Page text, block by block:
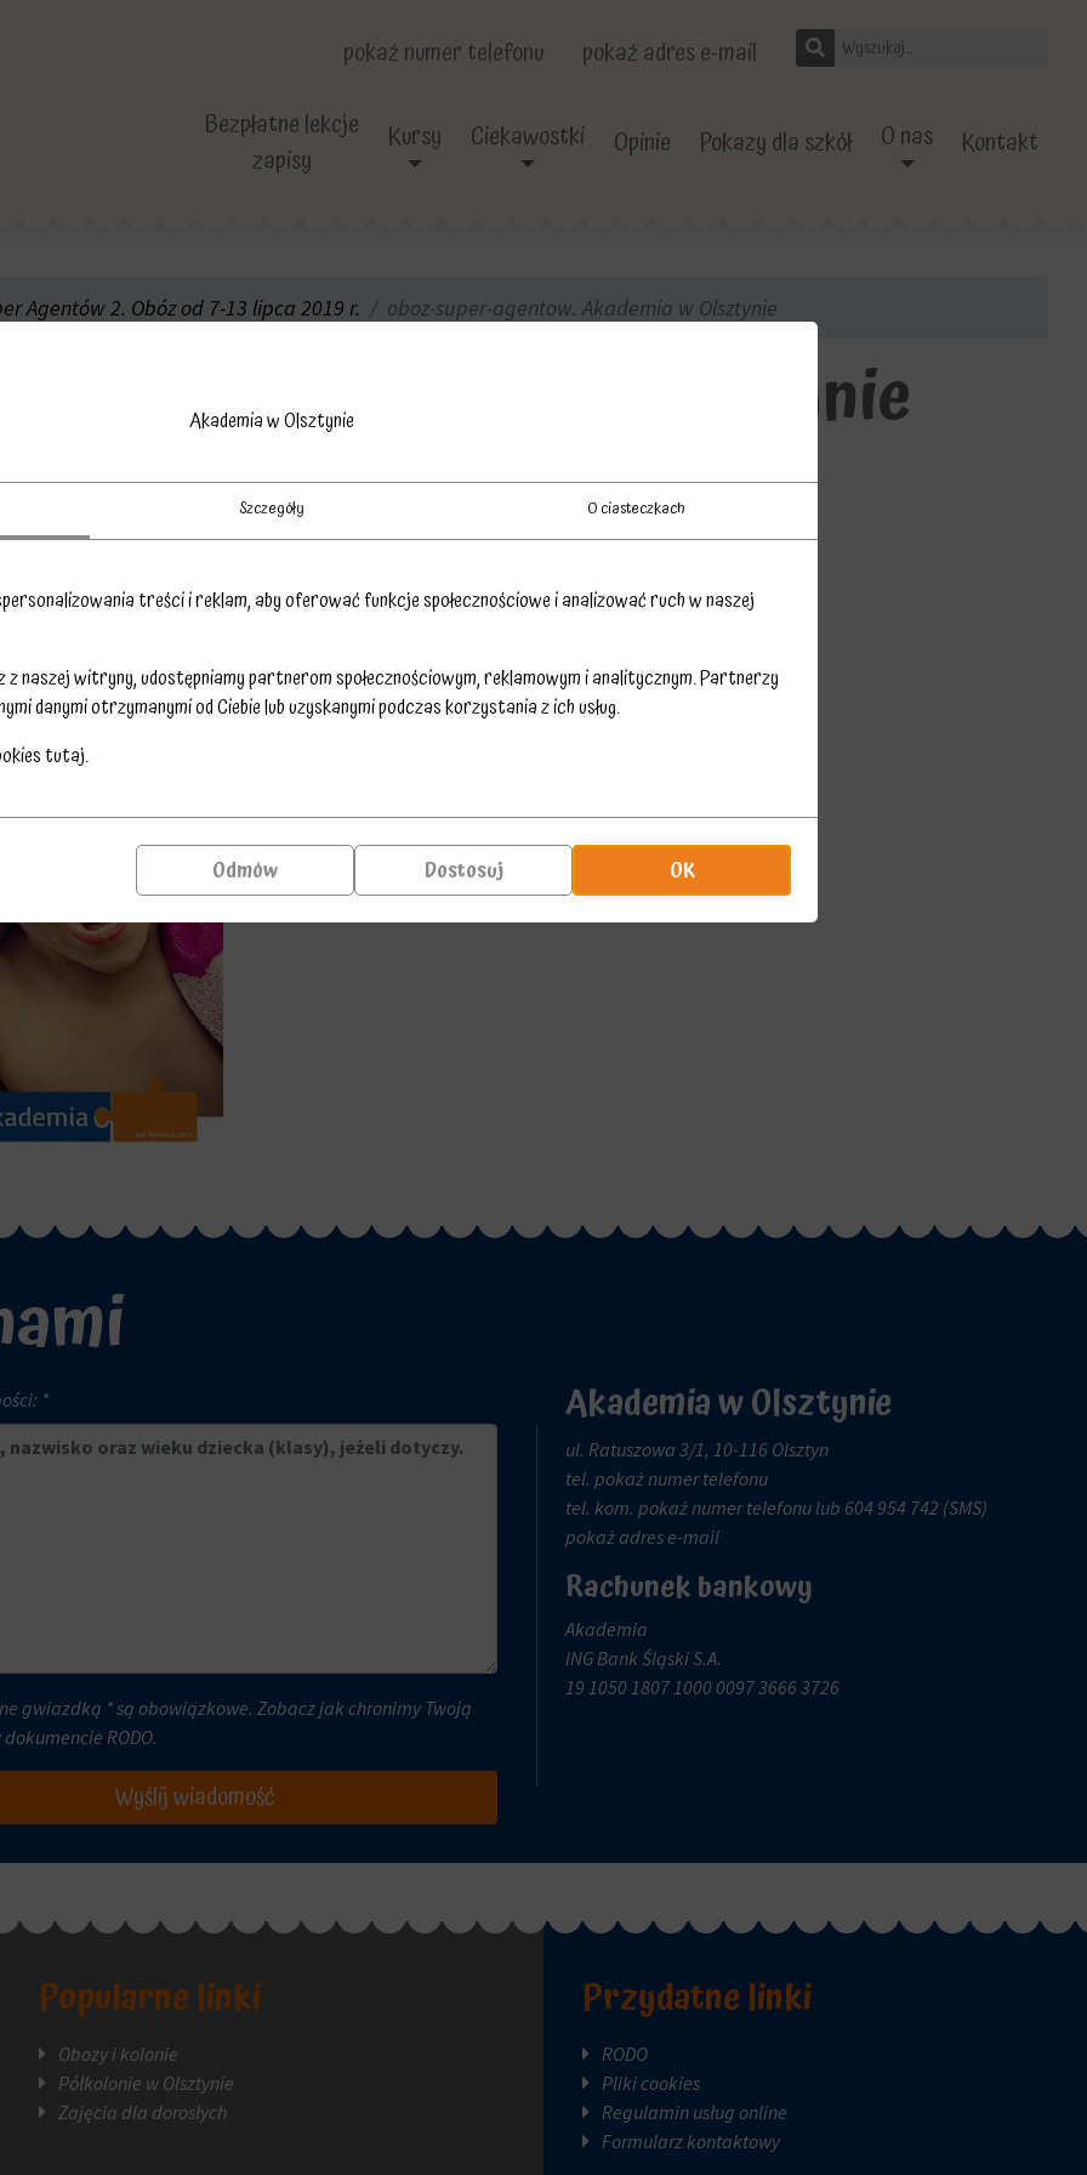
pokaż numer telefonu
pokaż adres e-mail
Bezpłatne lekcje
zapisy
Kursy Ciekawostki Opinie Pokazy dla szkół O nas Kontakt
Agentów 2. Obóz od 7-13 lipca 2019 r. oboz-super-agentow. Akademia w Olsztynie
Akademia w Olsztynie
*
gwiazdką * są obowiązkowe. Zobacz jak chronimy Twoją
RODO.
Wyślij wiadomość
Akademia w Olsztynie
ul. Ratuszowa 3/1, 10-116 Olsztyn
tel.pokaż numer telefonu
tel. kom.pokaż numer telefonu lub 604 954 742 (SMS)
pokaż adres e-mail
Rachunek bankowy
Akademia
ING Bank Śląski S.A.
19 1050 1807 1000 0097 3666 3726
Popularne linki
Obozy i kolonie
Półkolonie w Olsztynie
Zajęcia dla dorosłych
Przydatne linki
RODO
Pliki cookies
Regulamin usług online
Formularz kontaktowy
Akademia w Olsztynie
treści i reklam, aby oferować funkcje społecznościowe i analizować ruch w naszej
naszej witryny, udostępniamy partnerom społecznościowym, reklamowym i analitycznym. Partnerzy
danymi otrzymanymi od Ciebie lub uzyskanymi podczas korzystania z ich usług.
tutaj.
Szczegóły O ciasteczkach
OK
Dostosuj
Odmów